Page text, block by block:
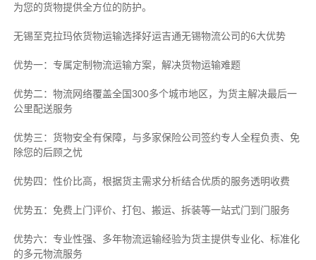
为您的货物提供全方位的防护。
无锡至克拉玛依货物运输选择好运吉通无锡物流公司的6大优势
优势一：专属定制物流运输方案，解决货物运输难题
优势二：物流网络覆盖全国300多个城市地区，为货主解决最后一
公里配送服务
优势三：货物安全有保障，与多家保险公司签约专人全程负责、免
除您的后顾之忧
优势四：性价比高，根据货主需求分析结合优质的服务透明收费
优势五：免费上门评价、打包、搬运、拆装等一站式门到门服务
优势六：专业性强、多年物流运输经验为货主提供专业化、标准化
的多元物流服务